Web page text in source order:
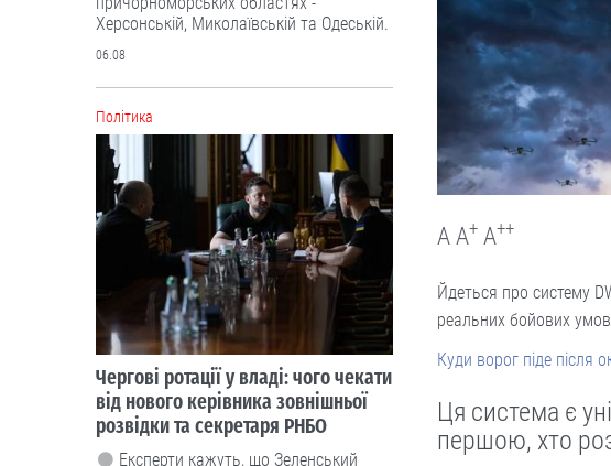
A A+ A++
Йдеться про систему
реальних бойових
Куди ворог піде після
Ця система є
першою, хто
Херсонській, Миколаївській та Одеській.
06.08
Політика
Чергові ротації у владі: чого чекати
від нового керівника зовнішньої
розвідки та секретаря РНБО
Експерти кажуть, що Зеленський